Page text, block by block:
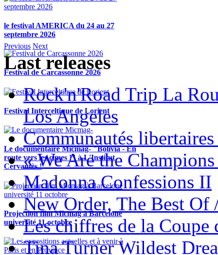
le festival AMERICA du 24 au 27
septembre 2026
Festival de Carcassonne 2026
Festival Interceltique de Lorient
Le documentaire Micmag- "Bolivia - En
route vers les cimes !" à L'Institut
Cervantès !
Projection film Micmag à Barcelone
université 11 octobre
Previous Next
Last releases
Rock'n'Road Trip La
Los Angeles
Communautés libertaires
« We Are the
Madonna Confessions II
New Order, The Best Of
Les chiffres de la Coupe
Tina Turner Wildest